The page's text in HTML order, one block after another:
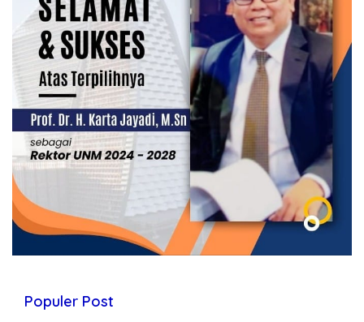
Populer Post